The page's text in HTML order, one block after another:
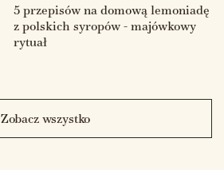
5 przepisów na domową lemoniadę
z polskich syropów - majówkowy
rytuał
Zobacz wszystko